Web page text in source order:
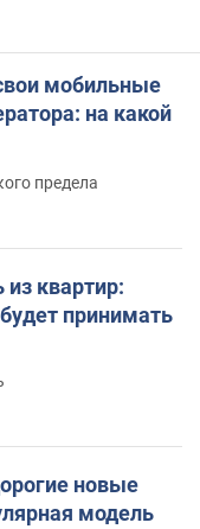
мобильные
на какой
предела
из квартир:
принимать
новые
модель